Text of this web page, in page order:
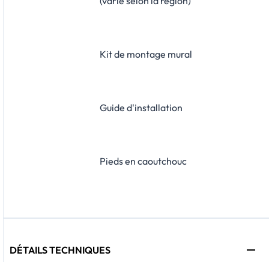
Kit de montage mural
Guide d'installation
Pieds en caoutchouc
DÉTAILS TECHNIQUES